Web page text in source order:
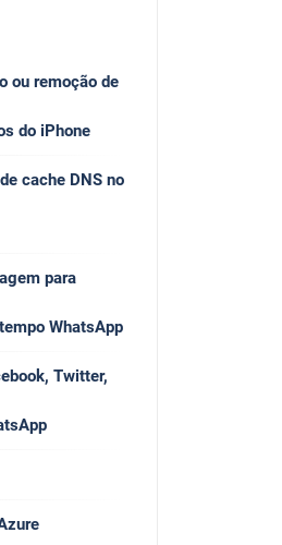
ou remoção de
do iPhone
cache DNS no
para
WhatsApp
Twitter,